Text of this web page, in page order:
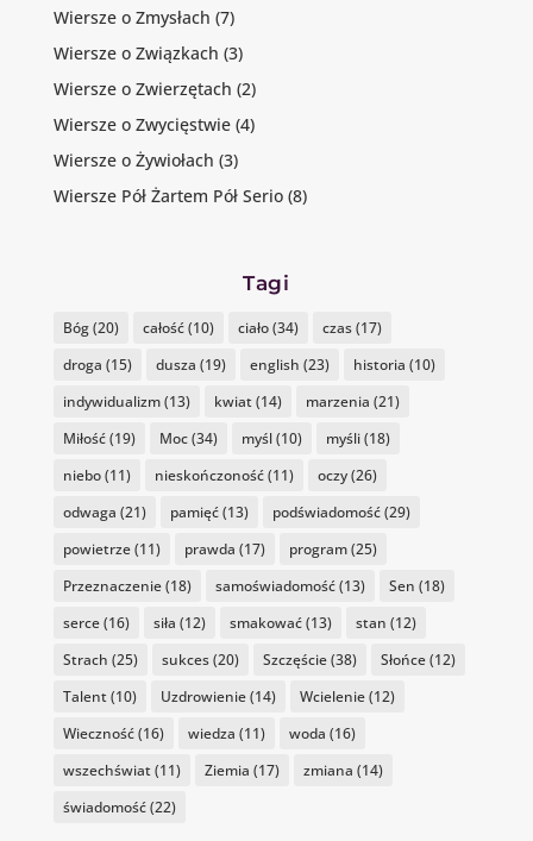
Wiersze o Zmysłach (7)
Wiersze o Związkach (3)
Wiersze o Zwierzętach (2)
Wiersze o Zwycięstwie(4)
Wiersze o Żywiołach (3)
Wiersze Pół Żartem Pół Serio(8)
Tagi
Bóg(20) całość(10) ciało(34) czas(17)
droga (15) dusza (19) english (23) historia (10)
indywidualizm(13) kwiat(14) marzenia (21)
Miłość(19) Moc(34) myśl(10) myśli(18)
niebo(11) nieskończoność(11) oczy(26)
odwaga (21) pamięć(13) podświadomość(29)
powietrze(11) prawda (17) program(25)
Przeznaczenie(18) samoświadomość(13) Sen (18)
serce(16) siła (12) smakować(13) stan (12)
Strach (25) sukces(20) Szczęście(38) Słońce(12)
Talent(10) Uzdrowienie(14) Wcielenie(12)
Wieczność(16) wiedza (11) woda (16)
wszechświat(11) Ziemia (17) zmiana (14)
świadomość(22)